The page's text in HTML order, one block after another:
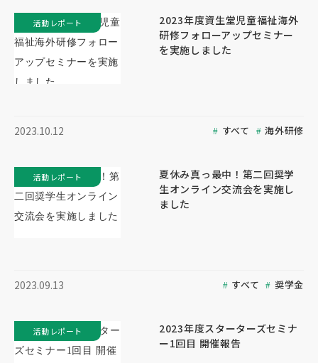
2023年度資生堂児童福祉海外
研修フォローアップセミナー
を実施しました
2023.10.12 すべて 海外研修
活動レポート
夏休み真っ最中！第二回奨学
生オンライン交流会を実施し
ました
2023.09.13 すべて 奨学金
活動レポート
2023年度スターターズセミナ
ー1回目 開催報告
活動レポート